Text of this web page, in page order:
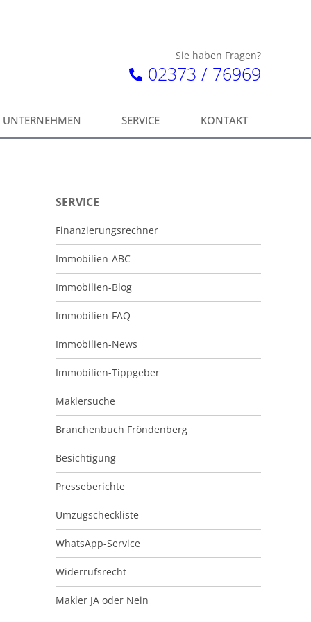
Sie haben Fragen?
02373 / 76969
UNTERNEHMEN SERVICE KONTAKT
SERVICE
Finanzierungsrechner
Immobilien-ABC
Immobilien-Blog
Immobilien-FAQ
Immobilien-News
Immobilien-Tippgeber
Maklersuche
Branchenbuch Fröndenberg
Besichtigung
Presseberichte
Umzugscheckliste
WhatsApp-Service
Widerrufsrecht
Makler JA oder Nein